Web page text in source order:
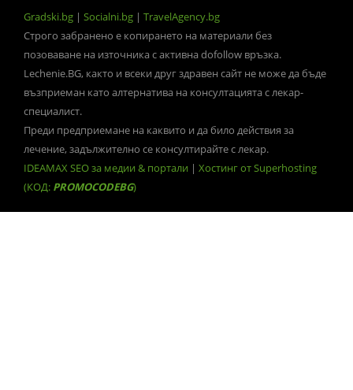
Gradski.bg | Socialni.bg | TravelAgency.bg
Строго забранено е копирането на материали без
позоваване на източника с активна dofollow връзка.
Lechenie.BG, както и всеки друг здравен сайт не може да бъде
възприеман като алтернатива на консултацията с лекар-
специалист.
Преди предприемане на каквито и да било действия за
лечение, задължително се консултирайте с лекар.
IDEAMAX SEO за медии & портали | Хостинг от Superhosting
(КОД: PROMOCODEBG)